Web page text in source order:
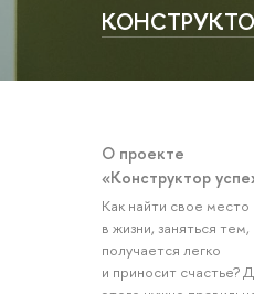
О проекте
«Конструктор
Как найти свое место
в жизни, заняться тем,
получается легко
и приносит счастье?